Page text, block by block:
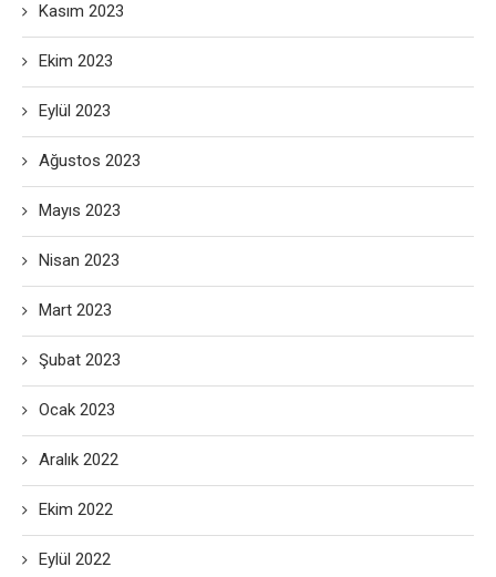
Kasım 2023
Ekim 2023
Eylül 2023
Ağustos 2023
Mayıs 2023
Nisan 2023
Mart 2023
Şubat 2023
Ocak 2023
Aralık 2022
Ekim 2022
Eylül 2022